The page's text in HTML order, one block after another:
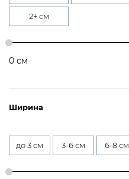
2+ см
0 см
Ширина
до 3 см 3-6 см 6-8 см